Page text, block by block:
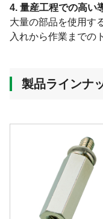
4. 量産工程での高い
大量の部品を使用す
入れから作業までの
製品ラインナ